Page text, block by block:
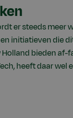
er steeds meer
initiatieven die
Holland bieden
heeft daar wel